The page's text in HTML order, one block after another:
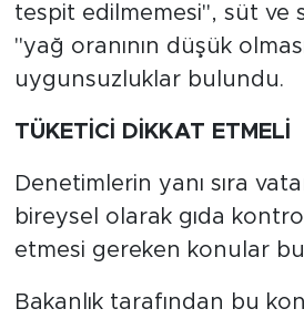
tespit edilmemesi", süt ve
"yağ oranının düşük
uygunsuzluklar bulundu.
TÜKETİCİ DİKKAT ETMELİ
Denetimlerin yanı sıra
bireysel olarak gıda
etmesi gereken konular
Bakanlık tarafından bu